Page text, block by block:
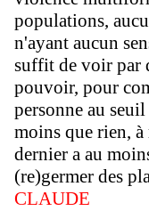
populations,
n'ayant aucun
suffit de voir par
pouvoir, pour
personne au
moins que rien,
dernier a au
(re)germer des
CLAUDE